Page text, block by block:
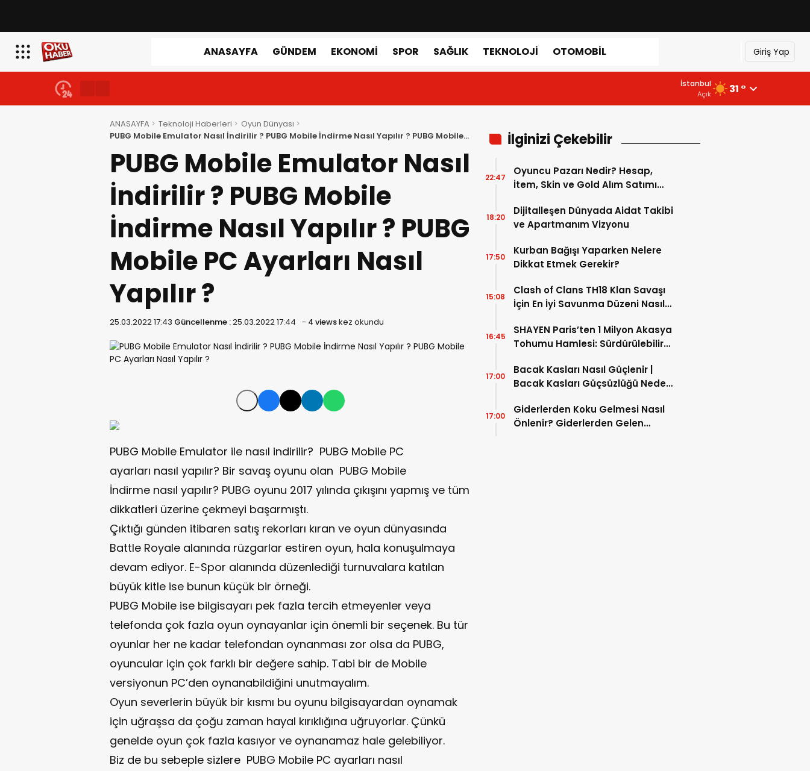
ANASAYFA GÜNDEM EKONOMI SPOR SAĞLIK TEKNOLOJI OTOMOBIL Giriş Yap
İstanbul
Açık 31 °
ANASAYFA Teknoloji Haberleri
Oyun Dünyası
PUBG Mobile Emulator Nasıl İndirilir ? PUBG Mobile İndirme Nasıl Yapılır ? PUBG Mobile
PUBG Mobile Emulator Nasıl
İndirilir ? PUBG Mobile
İndirme Nasıl Yapılır ? PUBG
Mobile PC Ayarları Nasıl
Yapılır ?
25.03.2022 17:43 Güncellenme :25.03.2022 17:44 - 4 viewskez okundu
PUBG Mobile Emulator ile nasıl indirilir? PUBG Mobile PC
ayarları nasıl yapılır? Bir savaş oyunu olan PUBG Mobile
İndirme nasıl yapılır? PUBG oyunu 2017 yılında çıkışını yapmış ve tüm
dikkatleri üzerine çekmeyi başarmıştı.
Çıktığı günden itibaren satış rekorları kıran ve oyun dünyasında
Battle Royale alanında rüzgarlar estiren oyun, hala konuşulmaya
devam ediyor. E-Spor alanında düzenlediği turnuvalara katılan
büyük kitle ise bunun küçük bir örneği.
PUBG Mobile ise bilgisayarı pek fazla tercih etmeyenler veya
telefonda çok fazla oyun oynayanlar için önemli bir seçenek. Bu tür
oyunlar her ne kadar telefondan oynanması zor olsa da PUBG,
oyuncular için çok farklı bir değere sahip. Tabi bir de Mobile
versiyonun PC’den oynanabildiğini unutmayalım.
Oyun severlerin büyük bir kısmı bu oyunu bilgisayardan oynamak
için uğraşsa da çoğu zaman hayal kırıklığına uğruyorlar. Çünkü
genelde oyun çok fazla kasıyor ve oynanamaz hale gelebiliyor.
Biz de bu sebeple sizlere PUBG Mobile PC ayarları nasıl
İlginizi Çekebilir
Oyuncu Pazarı Nedir? Hesap,
İtem, Skin ve Gold Alım Satımı
22:47
Dijitalleşen Dünyada Aidat Takibi
ve Apartmanım Vizyonu
18:20
Kurban Bağışı Yaparken Nelere
Dikkat Etmek Gerekir?
17:50
Clash of Clans TH18 Klan Savaşı
İçin En İyi Savunma Düzeni Nasıl
15:08
SHAYEN Paris’ten 1 Milyon Akasya
Tohumu Hamlesi: Sürdürülebilir
16:45
Bacak Kasları Nasıl Güçlenir |
Bacak Kasları Güçsüzlüğü Neden
Güçlendirebilir miyim?
17:00
Giderlerden Koku Gelmesi Nasıl
Önlenir? Giderlerden Gelen
17:00